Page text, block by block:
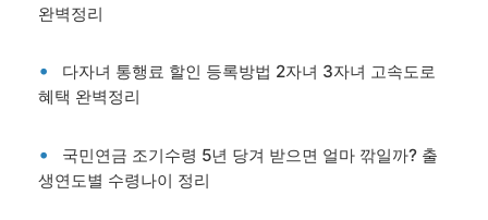
완벽정리
다자녀 통행료 할인 등록방법 2자녀 3자녀 고속도로
혜택 완벽정리
국민연금 조기수령 5년 당겨 받으면 얼마 깎일까? 출
생연도별 수령나이 정리